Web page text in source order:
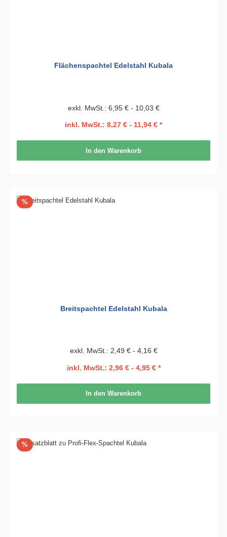
Flächenspachtel Edelstahl Kubala
exkl. MwSt.: 6,95 € - 10,03 €
inkl. MwSt.: 8,27 € - 11,94 € *
In den Warenkorb
%Rabatt
Breitspachtel Edelstahl Kubala
exkl. MwSt.: 2,49 € - 4,16 €
inkl. MwSt.: 2,96 € - 4,95 € *
In den Warenkorb
%Rabatt